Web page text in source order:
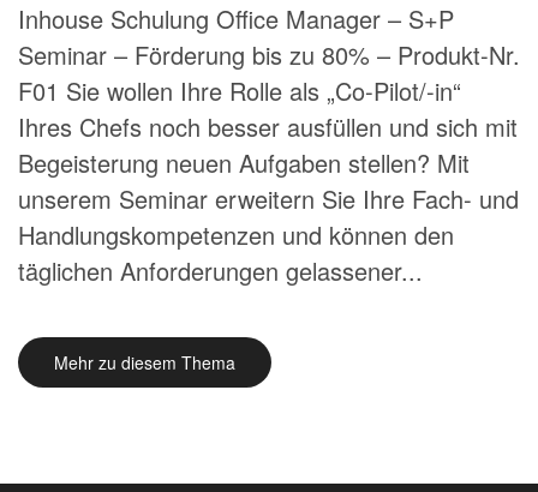
Inhouse Schulung Office Manager – S+P
Seminar – Förderung bis zu 80% – Produkt-Nr.
F01 Sie wollen Ihre Rolle als „Co-Pilot/-in“
Ihres Chefs noch besser ausfüllen und sich mit
Begeisterung neuen Aufgaben stellen? Mit
unserem Seminar erweitern Sie Ihre Fach- und
Handlungskompetenzen und können den
täglichen Anforderungen gelassener...
Mehr zu diesem Thema